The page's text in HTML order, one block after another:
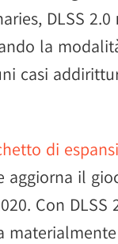
DLSS 2.0
la
casi
di
aggiorna il
Con